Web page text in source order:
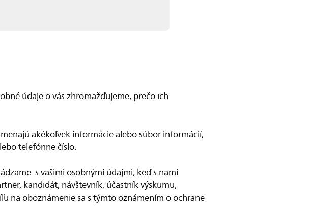
údaje o vás zhromažďujeme, prečo ich
akékoľvek informácie alebo súbor informácií,
telefónne číslo.
s vašimi osobnými údajmi, keď s nami
kandidát, návštevník, účastník výskumu,
na oboznámenie sa s týmto oznámením o ochrane